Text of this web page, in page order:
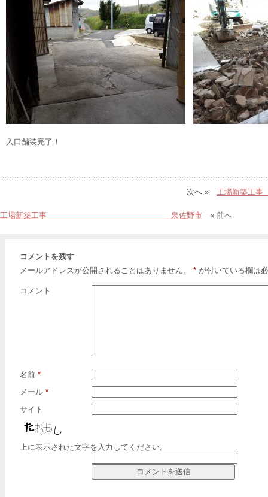
入口舗装完了！
次へ » 工場
工場新築工事 泉佐野市 « 前へ
コメントを残す
メールアドレスが公開されることはありません。
* が付いている欄は
コメント
名前 *
メール *
サイト
上に表示された文字を入力してください。